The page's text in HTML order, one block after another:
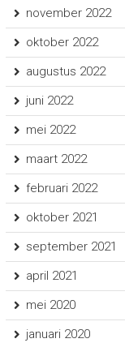
november 2022
oktober 2022
augustus 2022
juni 2022
mei 2022
maart 2022
februari 2022
oktober 2021
september 2021
april 2021
mei 2020
januari 2020